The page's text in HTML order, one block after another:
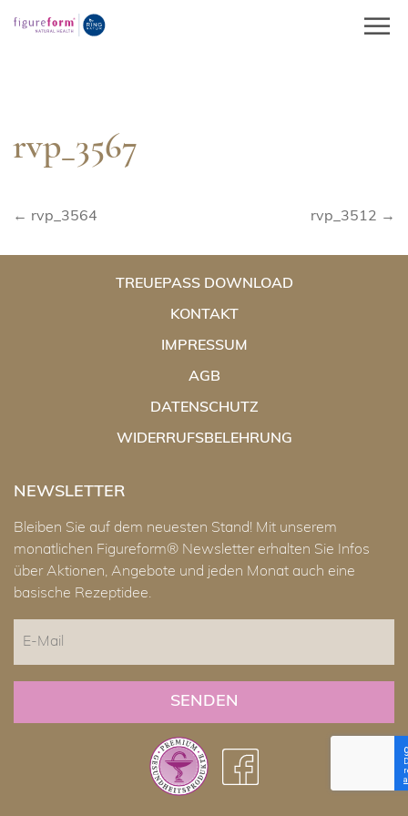
zum
rvp_3567
Beitragsnavigation
← rvp_3564 rvp_3512 →
TREUEPASS DOWNLOAD
KONTAKT
IMPRESSUM
AGB
DATENSCHUTZ
WIDERRUFSBELEHRUNG
NEWSLETTER
Bleiben Sie auf dem neuesten Stand! Mit unserem
monatlichen Figureform® Newsletter erhalten Sie Infos
über Aktionen, Angebote und jeden Monat auch eine
basische Rezeptidee.
Mail
CAPTCHA